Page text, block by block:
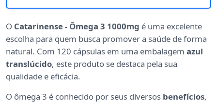
O Catarinense - Ômega 3 1000mg é uma excelente
escolha para quem busca promover a saúde de forma
natural. Com 120 cápsulas em uma embalagem azul
translúcido, este produto se destaca pela sua
qualidade e eficácia.
O ômega 3 é conhecido por seus diversos benefícios,